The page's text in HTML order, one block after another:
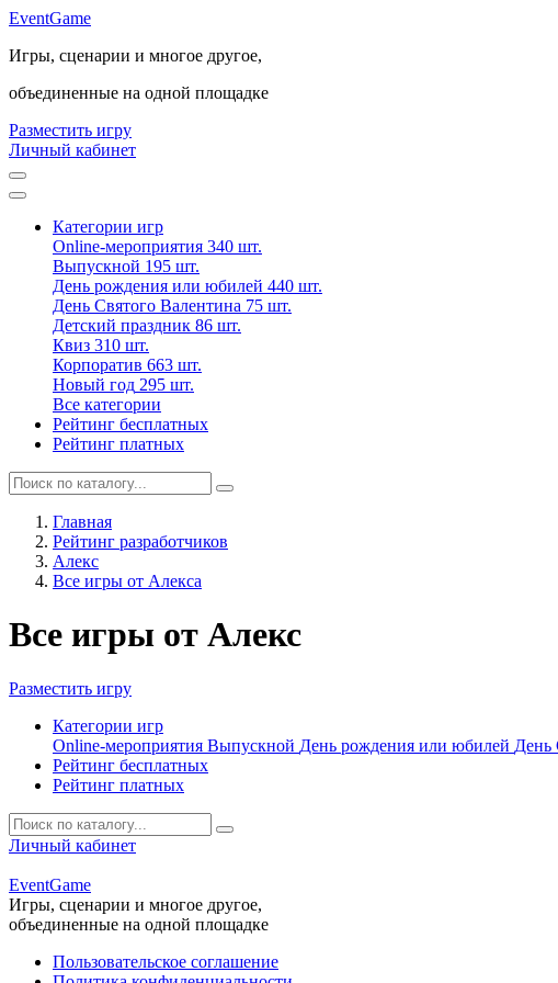
EventGame
Игры, сценарии и многое другое,
объединенные на одной площадке
Разместить игру
Личный кабинет
Категории игр
Online-мероприятия 340 шт.
Выпускной 195 шт.
День рождения или юбилей 440 шт.
День Святого Валентина 75 шт.
Детский праздник 86 шт.
Квиз 310 шт.
Корпоратив 663 шт.
Новый год 295 шт.
Все категории
Рейтинг бесплатных
Рейтинг платных
Главная
Рейтинг разработчиков
Алекс
Все игры от Алекса
Все игры от Алекс
Разместить игру
Категории игр
Online-мероприятия Выпускной День рождения или юбилей День
Рейтинг бесплатных
Рейтинг платных
Личный кабинет
EventGame
Игры, сценарии и многое другое,
объединенные на одной площадке
Пользовательское соглашение